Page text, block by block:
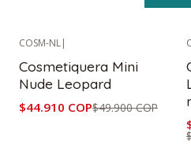
COSM-NL|
Cosmetiquera Mini
Nude Leopard
$44.910 COP$49.900 COP